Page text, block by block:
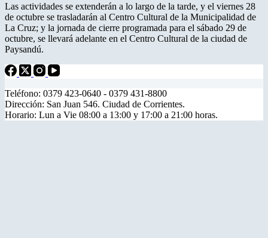
Las actividades se extenderán a lo largo de la tarde, y el viernes 28
de octubre se trasladarán al Centro Cultural de la Municipalidad de
La Cruz; y la jornada de cierre programada para el sábado 29 de
octubre, se llevará adelante en el Centro Cultural de la ciudad de
Paysandú.
Teléfono: 0379 423-0640 - 0379 431-8800
Dirección: San Juan 546. Ciudad de Corrientes.
Horario: Lun a Vie 08:00 a 13:00 y 17:00 a 21:00 horas.